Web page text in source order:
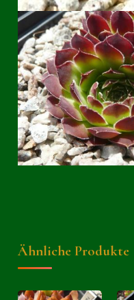
Ähnliche Produkte